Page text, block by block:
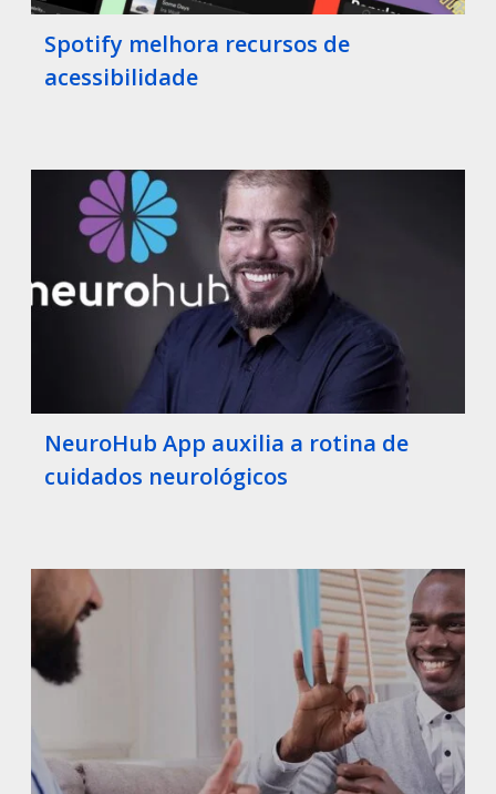
Spotify melhora recursos de
acessibilidade
NeuroHub App auxilia a rotina de
cuidados neurológicos